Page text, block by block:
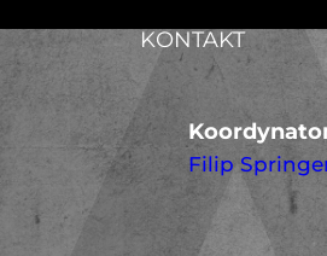
KONTAKT
Filip